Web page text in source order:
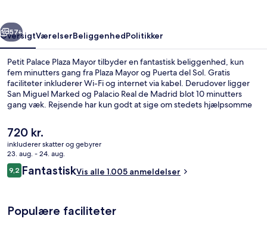
Næste
57+
OversigtVærelserBeliggenhedPolitikker
Petit Palace Plaza Mayor tilbyder en fantastisk beliggenhed, kun
fem minutters gang fra Plaza Mayor og Puerta del Sol. Gratis
faciliteter inkluderer Wi-Fi og internet via kabel. Derudover ligger
San Miguel Marked og Palacio Real de Madrid blot 10 minutters
gang væk. Rejsende har kun godt at sige om stedets hjælpsomme
gåtur fra offentlig transport: Operaen Metrostation ligger 3
minutter væk og Sol Metrostation ligger 6 minutter derfra.
Den
nuværende
pris
er
720 kr.
720 kr.
inkluderer skatter og gebyrer
23. aug. - 24. aug.
Anmeldelser
9,29,2 ud af 10.
FantastiskVis alle 1.005 anmeldelser
Populære faciliteter